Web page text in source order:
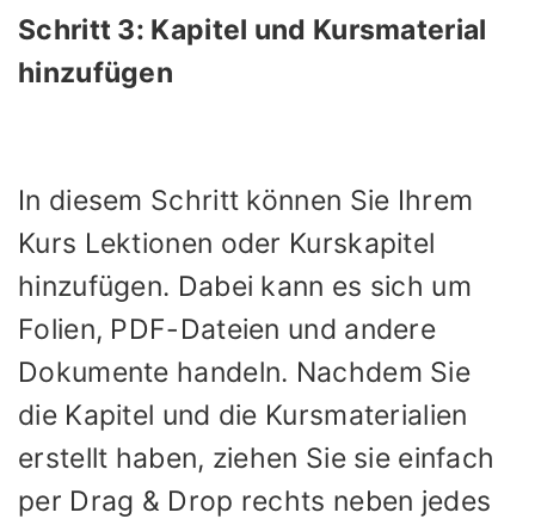
Schritt 3: Kapitel und Kursmaterial
hinzufügen
In diesem Schritt können Sie Ihrem
Kurs Lektionen oder Kurskapitel
hinzufügen. Dabei kann es sich um
Folien, PDF-Dateien und andere
Dokumente handeln. Nachdem Sie
die Kapitel und die Kursmaterialien
erstellt haben, ziehen Sie sie einfach
per Drag & Drop rechts neben jedes